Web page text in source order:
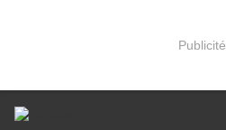
Publicité